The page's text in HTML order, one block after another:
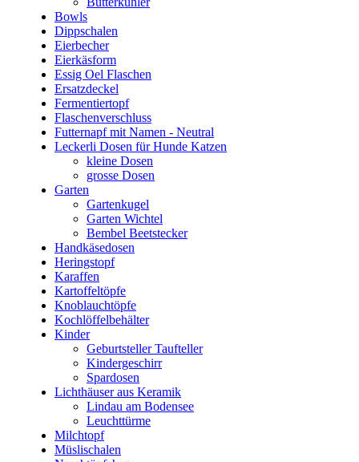
Bowls
Dippschalen
Eierbecher
Eierkäsform
Essig Oel Flaschen
Ersatzdeckel
Fermentiertopf
Flaschenverschluss
Futternapf mit Namen - Neutral
Leckerli Dosen für Hunde Katzen
kleine Dosen
grosse Dosen
Garten
Gartenkugel
Garten Wichtel
Bembel Beetstecker
Handkäsedosen
Heringstopf
Karaffen
Kartoffeltöpfe
Knoblauchtöpfe
Kochlöffelbehälter
Kinder
Geburtsteller Taufteller
Kindergeschirr
Spardosen
Lichthäuser aus Keramik
Lindau am Bodensee
Leuchttürme
Milchtopf
Müslischalen